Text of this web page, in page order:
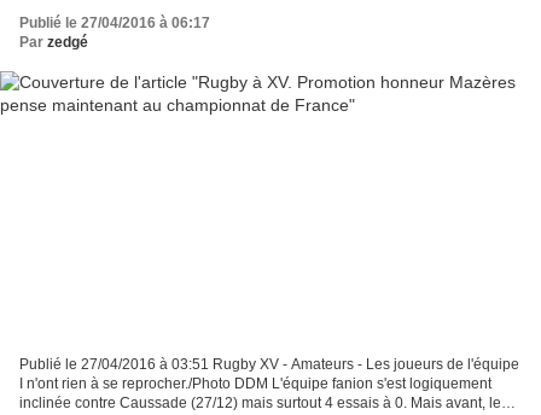
Publié le 27/04/2016 à 06:17
Par zedgé
Publié le 27/04/2016 à 03:51 Rugby XV - Amateurs - Les joueurs de l'équipe
I n'ont rien à se reprocher./Photo DDM L'équipe fanion s'est logiquement
inclinée contre Caussade (27/12) mais surtout 4 essais à 0. Mais avant, les